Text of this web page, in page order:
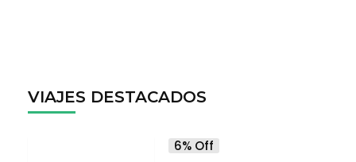
VIAJES DESTACADOS
6% Off